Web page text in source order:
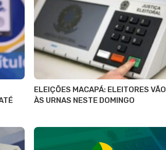
ELEIÇÕES MACAPÁ: ELEITORES VÃO
ÀS URNAS NESTE DOMINGO